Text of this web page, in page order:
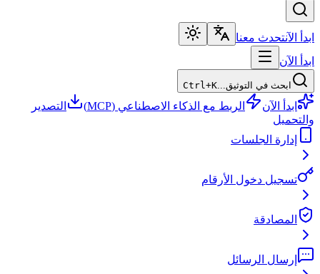
ابدأ الآنتحدث معنا
ابدأ الآن
ابحث في التوثيق... Ctrl+K
ابدأ الآن الربط مع الذكاء الاصطناعي (MCP)
التصدير
والتحميل
إدارة الجلسات
تسجيل دخول الأرقام
المصادقة
إرسال الرسائل